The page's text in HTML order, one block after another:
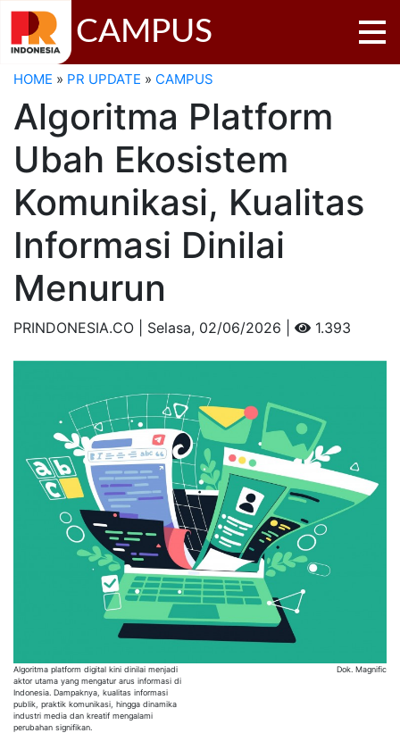
CAMPUS
HOME » PR UPDATE » CAMPUS
Algoritma Platform
Ubah Ekosistem
Komunikasi, Kualitas
Informasi Dinilai
Menurun
PRINDONESIA.CO | Selasa, 02/06/2026 | 1.393
Algoritma platform digital kini dinilai menjadi
aktor utama yang mengatur arus informasi di
Indonesia. Dampaknya, kualitas informasi
publik, praktik komunikasi, hingga dinamika
industri media dan kreatif mengalami
perubahan signifikan.
Dok. Magnific